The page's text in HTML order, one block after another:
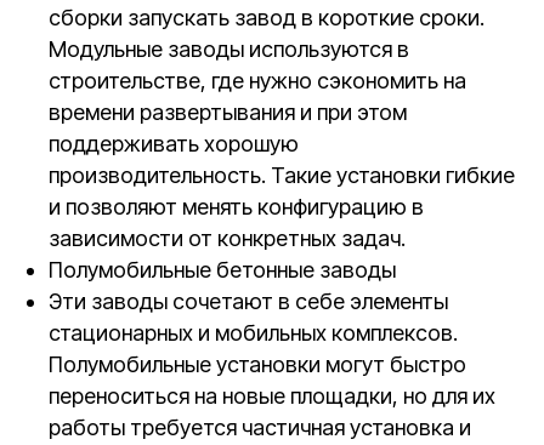
сборки запускать завод в короткие сроки.
Модульные заводы используются в
строительстве, где нужно сэкономить на
времени развертывания и при этом
поддерживать хорошую
производительность. Такие установки гибкие
и позволяют менять конфигурацию в
зависимости от конкретных задач.
Полумобильные бетонные заводы
Эти заводы сочетают в себе элементы
стационарных и мобильных комплексов.
Полумобильные установки могут быстро
переноситься на новые площадки, но для их
работы требуется частичная установка и